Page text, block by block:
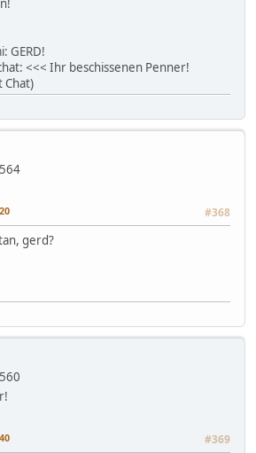
GERD!
<<< Ihr beschissenen Penner!
Chat)
#368
gerd?
#369